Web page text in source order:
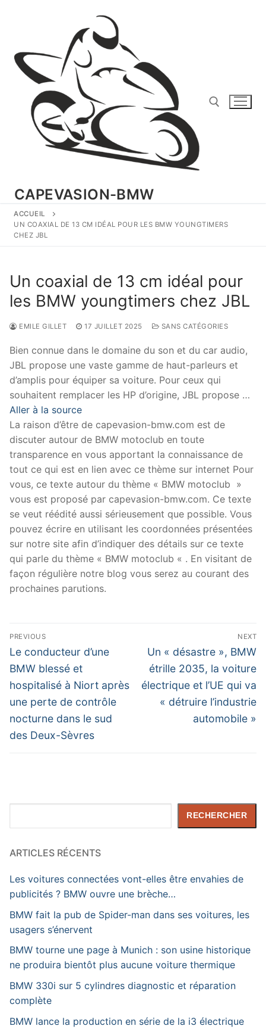
CAPEVASION-BMW
ACCUEIL
UN COAXIAL DE 13 CM IDÉAL POUR LES BMW YOUNGTIMERS
CHEZ JBL
Un coaxial de 13 cm idéal pour
les BMW youngtimers chez JBL
EMILE GILLET 17 JUILLET 2025 SANS CATÉGORIES
Bien connue dans le domaine du son et du car audio,
JBL propose une vaste gamme de haut-parleurs et
d’amplis pour équiper sa voiture. Pour ceux qui
souhaitent remplacer les HP d’origine, JBL propose …
Aller à la source
La raison d’être de capevasion-bmw.com est de
discuter autour de BMW motoclub en toute
transparence en vous apportant la connaissance de
tout ce qui est en lien avec ce thème sur internet Pour
vous, ce texte autour du thème « BMW motoclub »
vous est proposé par capevasion-bmw.com. Ce texte
se veut réédité aussi sérieusement que possible. Vous
pouvez écrire en utilisant les coordonnées présentées
sur notre site afin d’indiquer des détails sur ce texte
qui parle du thème « BMW motoclub « . En visitant de
façon régulière notre blog vous serez au courant des
prochaines parutions.
Navigation
de
l’article
PREVIOUS
Previous
post:
Le conducteur d’une
BMW blessé et
hospitalisé à Niort après
une perte de contrôle
nocturne dans le sud
des Deux-Sèvres
NEXT
Next
post:
Un « désastre », BMW
étrille 2035, la voiture
électrique et l’UE qui va
« détruire l’industrie
automobile »
RECHERCHER
ARTICLES RÉCENTS
Les voitures connectées vont-elles être envahies de
publicités ? BMW ouvre une brèche…
BMW fait la pub de Spider-man dans ses voitures, les
usagers s’énervent
BMW tourne une page à Munich : son usine historique
ne produira bientôt plus aucune voiture thermique
BMW 330i sur 5 cylindres diagnostic et réparation
complète
BMW lance la production en série de la i3 électrique